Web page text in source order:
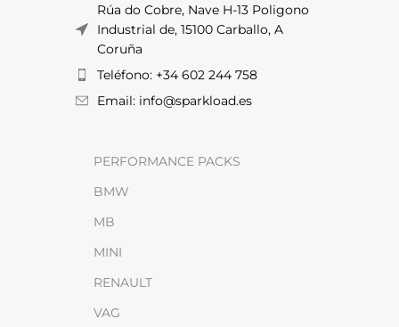
Rúa do Cobre, Nave H-13 Poligono
Industrial de, 15100 Carballo, A
Coruña
Teléfono: +34 602 244 758
Email: info@sparkload.es
PERFORMANCE PACKS
BMW
MB
MINI
RENAULT
VAG